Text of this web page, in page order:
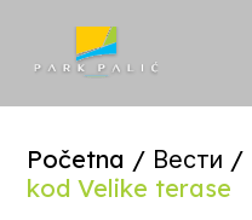
Početna / Вести /
kod Velike terase